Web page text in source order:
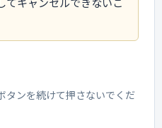
タンを続けて押さないでくだ